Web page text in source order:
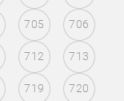
705 706
712 713
719 720